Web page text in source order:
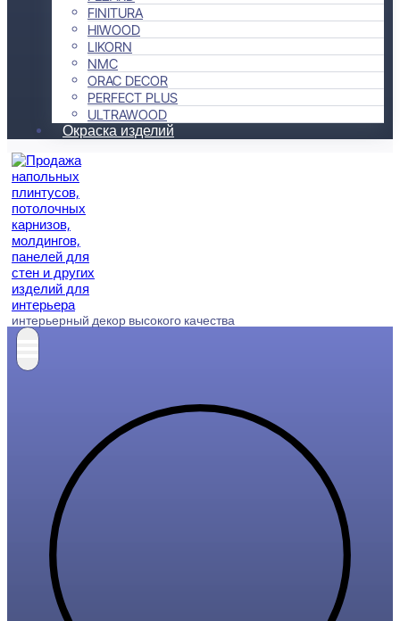
FINITURA
HIWOOD
LIKORN
NMC
ORAC DECOR
PERFECT PLUS
ULTRAWOOD
Окраска изделий
интерьерный декор высокого качества